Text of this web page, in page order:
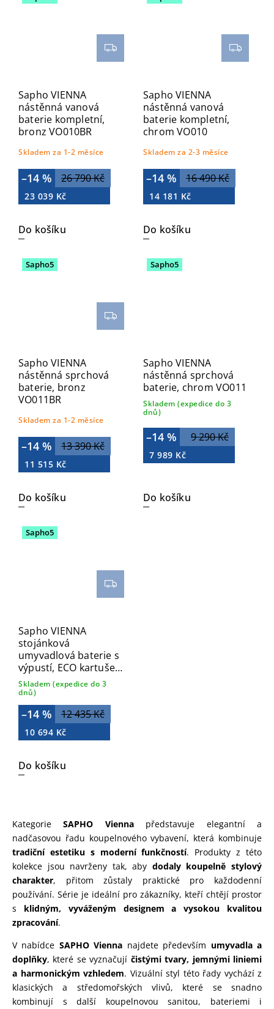
Sapho VIENNA
nástěnná vanová
baterie kompletní,
bronz VO010BR
Skladem za 1-2 měsíce
26 790 Kč
–14 %
23 039 Kč
Do košíku
Sapho VIENNA
nástěnná vanová
baterie kompletní,
chrom VO010
Skladem za 2-3 měsíce
16 490 Kč
–14 %
14 181 Kč
Do košíku
Sapho5
Sapho VIENNA
nástěnná sprchová
baterie, bronz
VO011BR
Skladem za 1-2 měsíce
13 390 Kč
–14 %
11 515 Kč
Do košíku
Sapho5
Sapho VIENNA
nástěnná sprchová
baterie, chrom VO011
Skladem (expedice do 3
dnů)
9 290 Kč
–14 %
7 989 Kč
Do košíku
Sapho5
Sapho VIENNA
stojánková
umyvadlová baterie s
výpustí, ECO kartuše,
chrom VO002-01
Skladem (expedice do 3
dnů)
12 435 Kč
–14 %
10 694 Kč
Do košíku
KategorieSAPHO Viennapředstavuje elegantní a
nadčasovou řadu koupelnového vybavení, která kombinuje
tradiční estetiku s moderní funkčností. Produkty z této
kolekce jsou navrženy tak, aby dodaly koupelně stylový
charakter, přitom zůstaly praktické pro každodenní
používání. Série je ideální pro zákazníky, kteří chtějí prostor
s klidným, vyváženým designem a vysokou kvalitou
zpracování.
V nabídce SAPHO Vienna najdete především umyvadla a
doplňky, které se vyznačují čistými tvary, jemnými liniemi
a harmonickým vzhledem. Vizuální styl této řady vychází z
klasických a středomořských vlivů, které se snadno
kombinují s další koupelnovou sanitou, bateriemi i